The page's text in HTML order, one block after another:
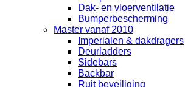
Dak- en vloerventilatie
Bumperbescherming
Master vanaf 2010
Imperialen & dakdragers
Deurladders
Sidebars
Backbar
Ruit beveiliging